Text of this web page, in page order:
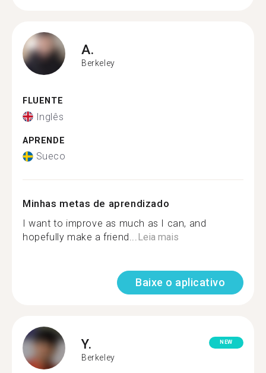
A.
Berkeley
FLUENTE
Inglês
APRENDE
Sueco
Minhas metas de aprendizado
I want to improve as much as I can, and
hopefully make a friend...Leia mais
Baixe o aplicativo
Y.
Berkeley
NEW